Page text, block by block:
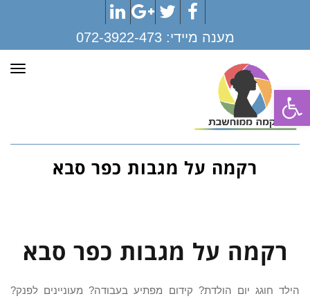
פתח סרגל נגישות
Facebook
Twitter
Google+
LinkedIn
מענה מיידי:072-3922-473
רקמה על מגבות כפר סבא
רקמה על מגבות כפר סבא
הילד חוגג יום הולדת? קידום מפתיע בעבודה? מעוניינים לפנק?